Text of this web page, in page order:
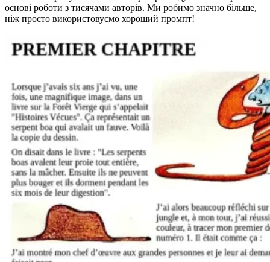
основі роботи з тисячами авторів. Ми робимо значно більше,
ніж просто використовуємо хороший промпт!